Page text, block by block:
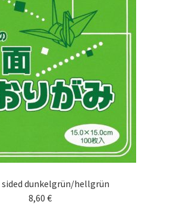
sided dunkelgrün/hellgrün
8,60 €